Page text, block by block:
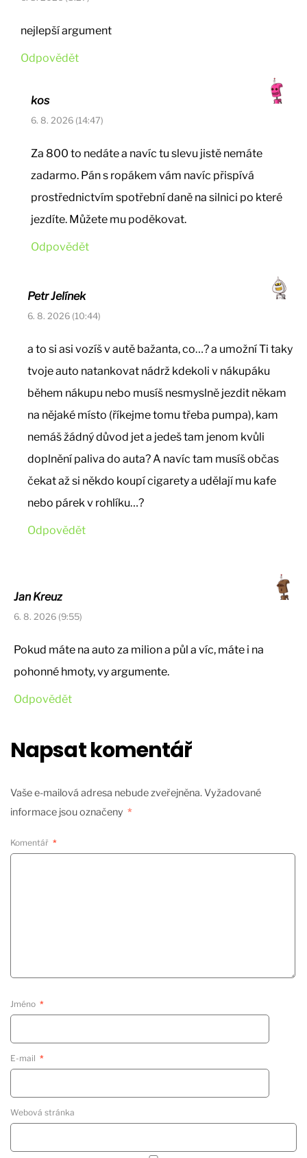
nejlepší argument
Odpovědět
kos
6. 8. 2026 (14:47)
Za 800 to nedáte a navíc tu slevu jistě nemáte
zadarmo. Pán s ropákem vám navíc přispívá
prostřednictvím spotřební daně na silnici po které
jezdíte. Můžete mu poděkovat.
Odpovědět
Petr Jelínek
6. 8. 2026 (10:44)
a to si asi vozíš v autě bažanta, co…? a umožní Ti taky
tvoje auto natankovat nádrž kdekoli v nákupáku
během nákupu nebo musíš nesmyslně jezdit někam
na nějaké místo (říkejme tomu třeba pumpa), kam
nemáš žádný důvod jet a jedeš tam jenom kvůli
doplnění paliva do auta? A navíc tam musíš občas
čekat až si někdo koupí cigarety a udělají mu kafe
nebo párek v rohlíku…?
Odpovědět
Jan Kreuz
6. 8. 2026 (9:55)
Pokud máte na auto za milion a půl a víc, máte i na
pohonné hmoty, vy argumente.
Odpovědět
Napsat komentář
Vaše e-mailová adresa nebude zveřejněna.Vyžadované
informace jsou označeny *
Komentář *
Jméno *
E-mail *
Webová stránka